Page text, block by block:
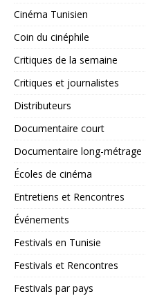
Cinéma Tunisien
Coin du cinéphile
Critiques de la semaine
Critiques et journalistes
Distributeurs
Documentaire court
Documentaire long-métrage
Écoles de cinéma
Entretiens et Rencontres
Événements
Festivals en Tunisie
Festivals et Rencontres
Festivals par pays